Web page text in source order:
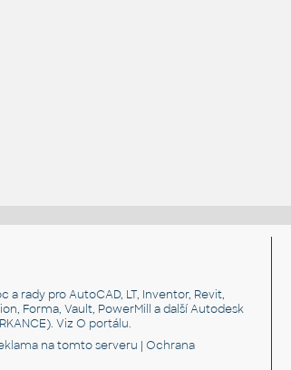
a rady pro AutoCAD, LT, Inventor, Revit,
Forma, Vault, PowerMill a další Autodesk
VizO portálu.
na tomto serveru |Ochrana